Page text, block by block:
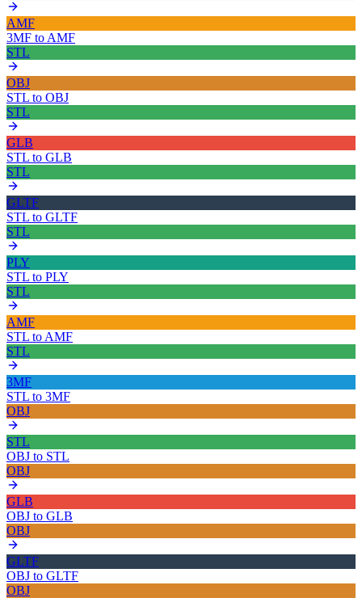
AMF
3MF to AMF
STL
OBJ
STL to OBJ
STL
GLB
STL to GLB
STL
GLTF
STL to GLTF
STL
PLY
STL to PLY
STL
AMF
STL to AMF
STL
3MF
STL to 3MF
OBJ
STL
OBJ to STL
OBJ
GLB
OBJ to GLB
OBJ
GLTF
OBJ to GLTF
OBJ